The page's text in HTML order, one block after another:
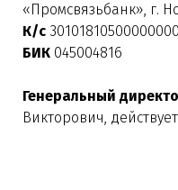
«Промсвязьбанк», г.
К/с
БИК 045004816
Генеральный
Викторович,